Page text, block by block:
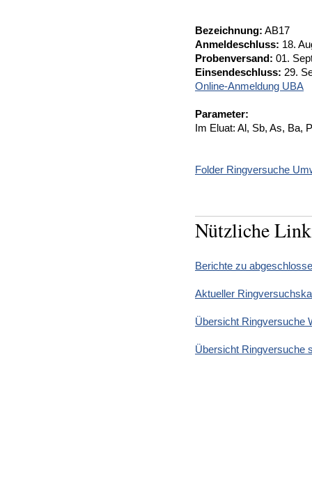
Bezeichnung: AB17
Anmeldeschluss: 18.
Probenversand: 01.
Einsendeschluss: 29.
Online-Anmeldung UBA
Parameter:
Im Eluat: Al, Sb, As, Ba,
Folder Ringversuche
Nützliche
Berichte zu
Aktueller
Übersicht Ringversuche
Übersicht Ringversuche